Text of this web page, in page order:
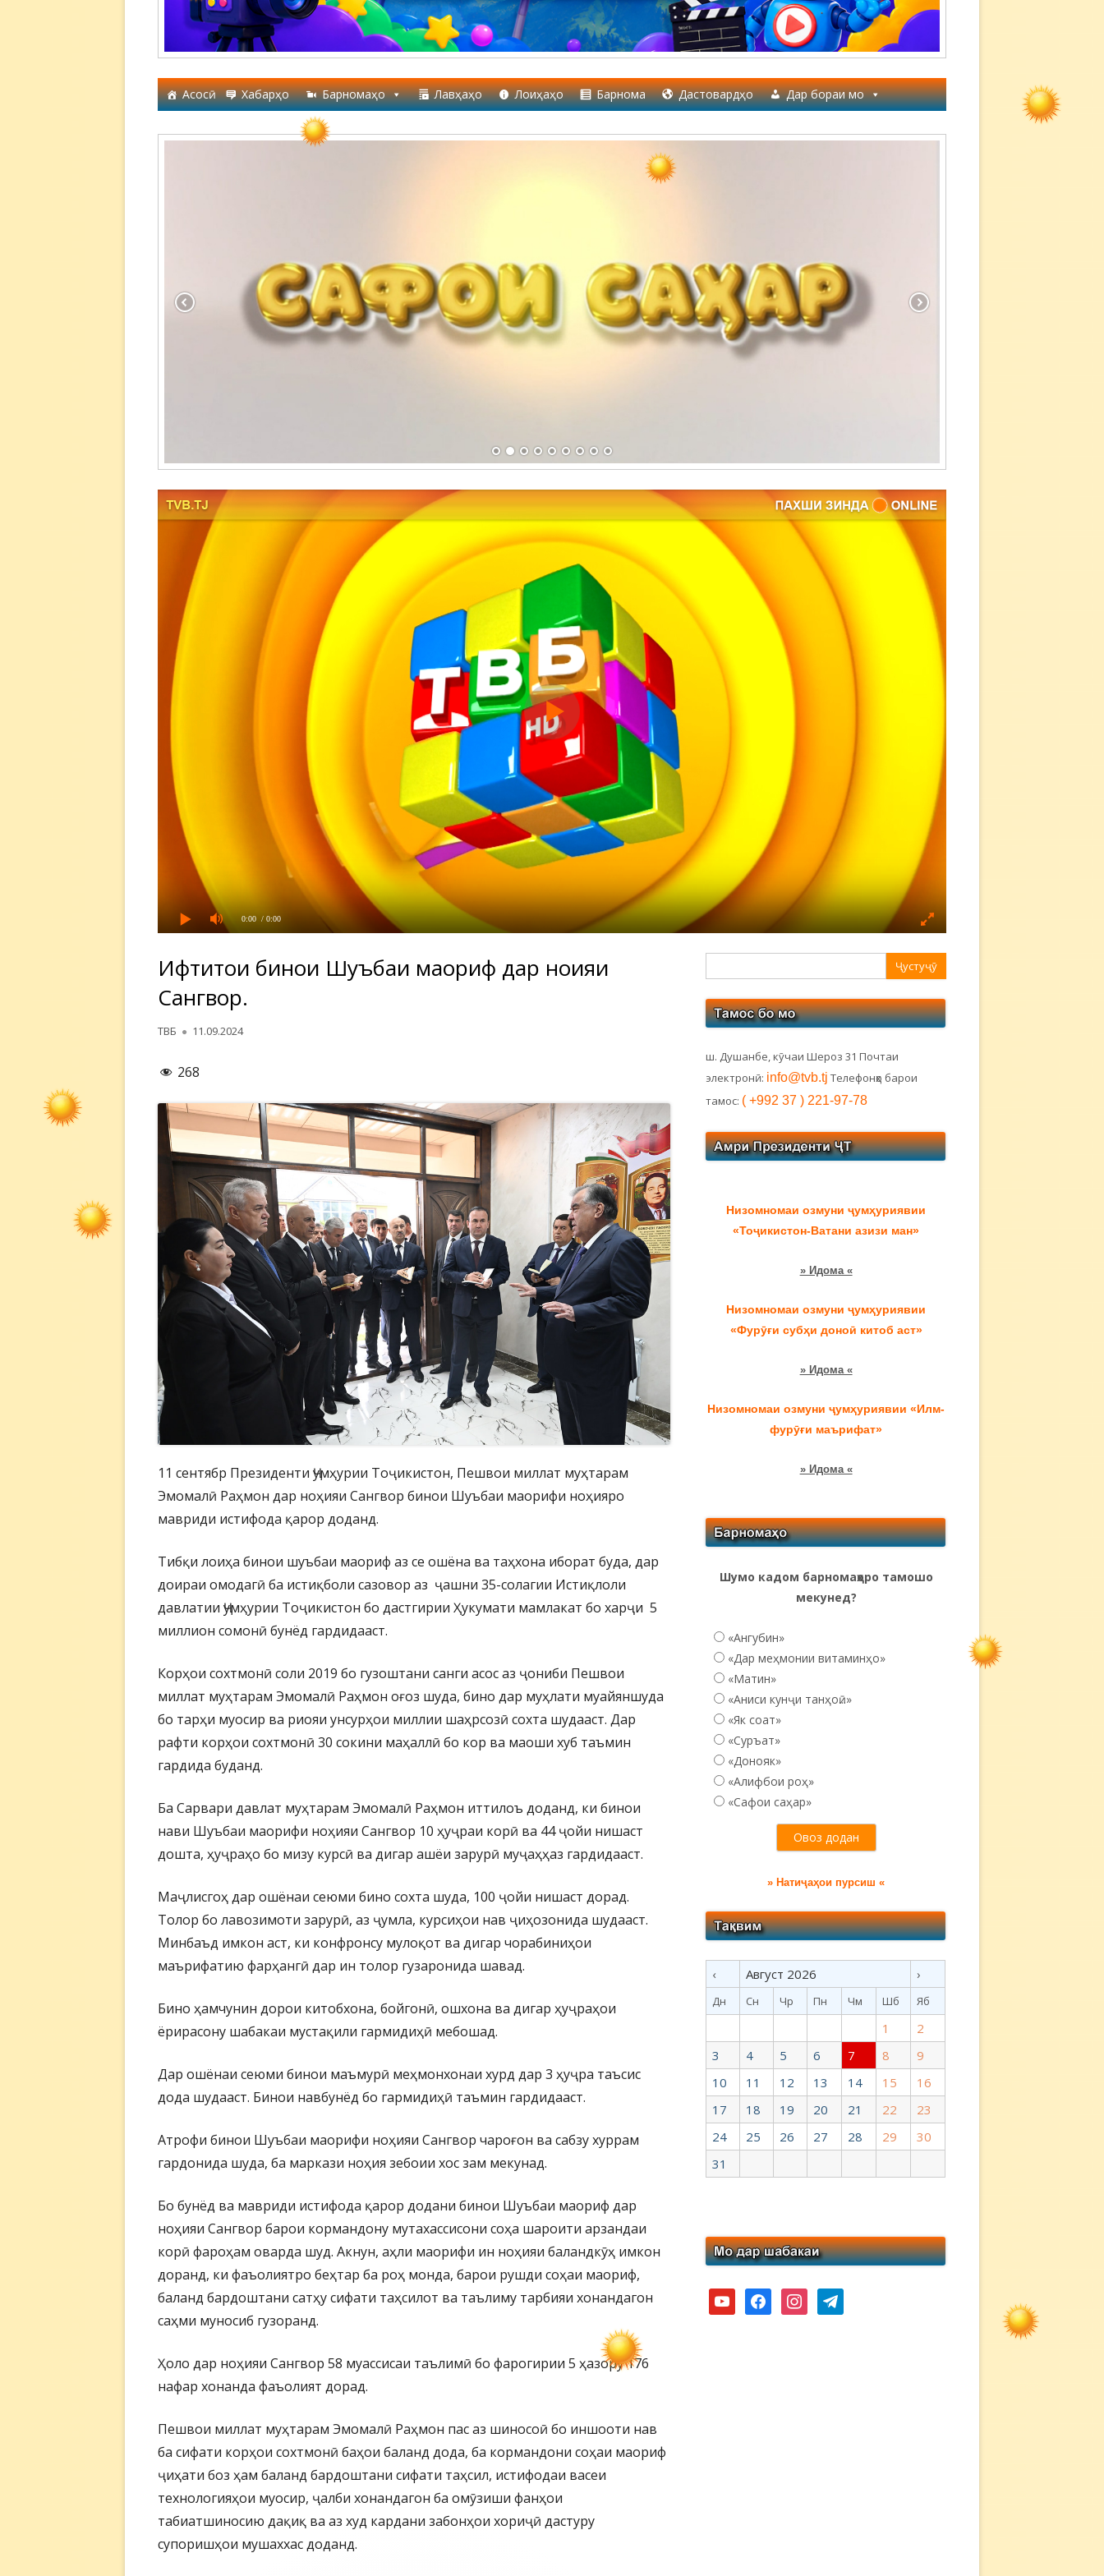
Асосӣ Хабарҳо Барномаҳо Лавҳаҳо Лоиҳаҳо Барнома Дастовардҳо Дар бораи мо
0:00 / 0:00
Ифтитоҳи бинои Шуъбаи маориф дар ноҳияи
Сангвор.
Автор
ТВБ Опубликовано
11.09.2024
268
11 сентябр Президенти Ҷумҳурии Тоҷикистон, Пешвои миллат муҳтарам
Эмомалӣ Раҳмон дар ноҳияи Сангвор бинои Шуъбаи маорифи ноҳияро
мавриди истифода қарор доданд.
Тибқи лоиҳа бинои шуъбаи маориф аз се ошёна ва таҳхона иборат буда, дар
доираи омодагӣ ба истиқболи сазовор аз ҷашни 35-солагии Истиқлоли
давлатии Ҷумҳурии Тоҷикистон бо дастгирии Ҳукумати мамлакат бо харҷи 5
миллион сомонӣ бунёд гардидааст.
Корҳои сохтмонӣ соли 2019 бо гузоштани санги асос аз ҷониби Пешвои
миллат муҳтарам Эмомалӣ Раҳмон оғоз шуда, бино дар муҳлати муайяншуда
бо тарҳи муосир ва риояи унсурҳои миллии шаҳрсозӣ сохта шудааст. Дар
рафти корҳои сохтмонӣ 30 сокини маҳаллӣ бо кор ва маоши хуб таъмин
гардида буданд.
Ба Сарвари давлат муҳтарам Эмомалӣ Раҳмон иттилоъ доданд, ки бинои
нави Шуъбаи маорифи ноҳияи Сангвор 10 ҳуҷраи корӣ ва 44 ҷойи нишаст
дошта, ҳуҷраҳо бо мизу курсӣ ва дигар ашёи зарурӣ муҷаҳҳаз гардидааст.
Маҷлисгоҳ дар ошёнаи сеюми бино сохта шуда, 100 ҷойи нишаст дорад.
Толор бо лавозимоти зарурӣ, аз ҷумла, курсиҳои нав ҷиҳозонида шудааст.
Минбаъд имкон аст, ки конфронсу мулоқот ва дигар чорабиниҳои
маърифатию фарҳангӣ дар ин толор гузаронида шавад.
Бино ҳамчунин дорои китобхона, бойгонӣ, ошхона ва дигар ҳуҷраҳои
ёрирасону шабакаи мустақили гармидиҳӣ мебошад.
Дар ошёнаи сеюми бинои маъмурӣ меҳмонхонаи хурд дар 3 ҳуҷра таъсис
дода шудааст. Бинои навбунёд бо гармидиҳӣ таъмин гардидааст.
Атрофи бинои Шуъбаи маорифи ноҳияи Сангвор чароғон ва сабзу хуррам
гардонида шуда, ба маркази ноҳия зебоии хос зам мекунад.
Бо бунёд ва мавриди истифода қарор додани бинои Шуъбаи маориф дар
ноҳияи Сангвор барои кормандону мутахассисони соҳа шароити арзандаи
корӣ фароҳам оварда шуд. Акнун, аҳли маорифи ин ноҳияи баландкӯҳ имкон
доранд, ки фаъолиятро беҳтар ба роҳ монда, барои рушди соҳаи маориф,
баланд бардоштани сатҳу сифати таҳсилот ва таълиму тарбияи хонандагон
саҳми муносиб гузоранд.
Ҳоло дар ноҳияи Сангвор 58 муассисаи таълимӣ бо фарогирии 5 ҳазору 176
нафар хонанда фаъолият дорад.
Пешвои миллат муҳтарам Эмомалӣ Раҳмон пас аз шиносоӣ бо иншооти нав
ба сифати корҳои сохтмонӣ баҳои баланд дода, ба кормандони соҳаи маориф
ҷиҳати боз ҳам баланд бардоштани сифати таҳсил, истифодаи васеи
технологияҳои муосир, ҷалби хонандагон ба омӯзиши фанҳои
табиатшиносию дақиқ ва аз худ кардани забонҳои хориҷӣ дастуру
супоришҳои мушаххас доданд.
боковая
ш. Душанбе, кӯчаи Шероз 31 Почтаи
электронӣ: info@tvb.tj Телефонҳо барои
тамос: ( +992 37 ) 221-97-78
Низомномаи озмуни ҷумҳуриявии
«Тоҷикистон-Ватани азизи ман»
» Идома «
Низомномаи озмуни ҷумҳуриявии
«Фурӯғи субҳи доноӣ китоб аст»
» Идома «
Низомномаи озмуни ҷумҳуриявии «Илм-
фурӯғи маърифат»
» Идома «
Шумо кадом барномаҳоро тамошо
мекунед?
«Ангубин»
«Дар меҳмонии витаминҳо»
«Матин»
«Аниси кунҷи танҳоӣ...»
«Як соат»
«Суръат»
«Донояк»
«Алифбои роҳ»
«Сафои саҳар»
» Натиҷаҳои пурсиш «
‹ Август 2026 ›
Дн Сн Чр Пн Чм Шб Яб
1
2
3
4 5 6 7 8
9
10
11 12 13 14 15
16
17
18 19 20 21 22
23
24
25 26 27 28 29
30
31
youtubefacebookinstagramtelegram